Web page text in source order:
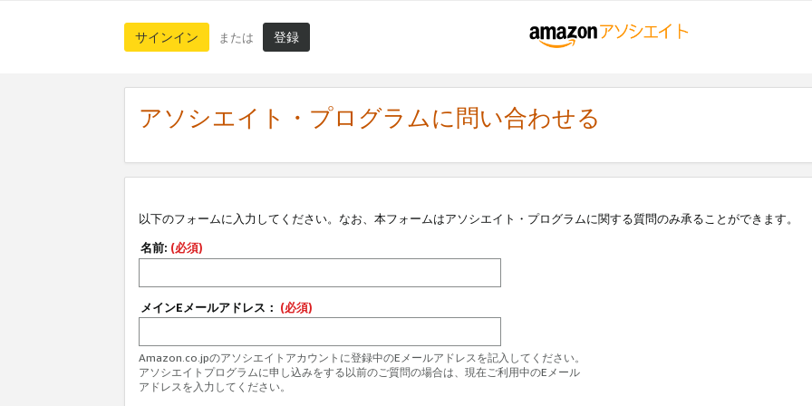
サインイン または 登録
アソシエイト・プログラムに問い合わせる
以下のフォームに入力してください。なお、本フォームはアソシエイト・プログラムに関する質問のみ承ることができます。
名前: (必須)
メインEメールアドレス： (必須)
Amazon.co.jpのアソシエイトアカウントに登録中のEメールアドレスを記入してください。
アソシエイトプログラムに申し込みをする以前のご質問の場合は、現在ご利用中のEメール
アドレスを入力してください。